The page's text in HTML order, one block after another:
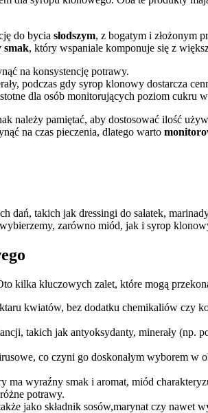
do‌ bycia słodszym, ‌z bogatym i złożonym
smak, który wspaniale komponuje się z
na konsystencję potrawy.
podczas gdy syrop klonowy dostarcza
dla‍ osób monitorujących ‌poziom cukru
należy⁢ pamiętać, aby dostosować ilość
na czas ⁢pieczenia, dlatego⁤ warto
dań, takich⁤ jak dressingi do sałatek,
zarówno miód, jak​ i syrop
kilka kluczowych zalet, które mogą
‌kwiatów, ‌bez dodatku chemikaliów czy
takich⁣ jak antyoksydanty, minerały
co czyni go doskonałym wyborem
⁤wyraźny ​smak i aromat, miód
potrawy.
⁤jako składnik sosów,marynat czy ​nawet